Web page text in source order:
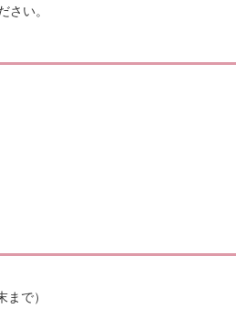
さい。
で）